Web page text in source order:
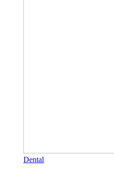
Dental